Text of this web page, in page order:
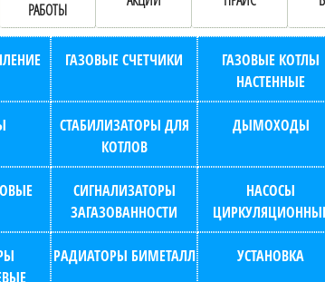
РАБОТЫ
ГАЗОВЫЕ СЧЕТЧИКИ
ГАЗОВЫЕ КОТЛЫ
НАСТЕННЫЕ
СТАБИЛИЗАТОРЫ ДЛЯ
КОТЛОВ
ДЫМОХОДЫ
СИГНАЛИЗАТОРЫ
ЗАГАЗОВАННОСТИ
НАСОСЫ
РАДИАТОРЫ БИМЕТАЛЛ УСТАНОВКА